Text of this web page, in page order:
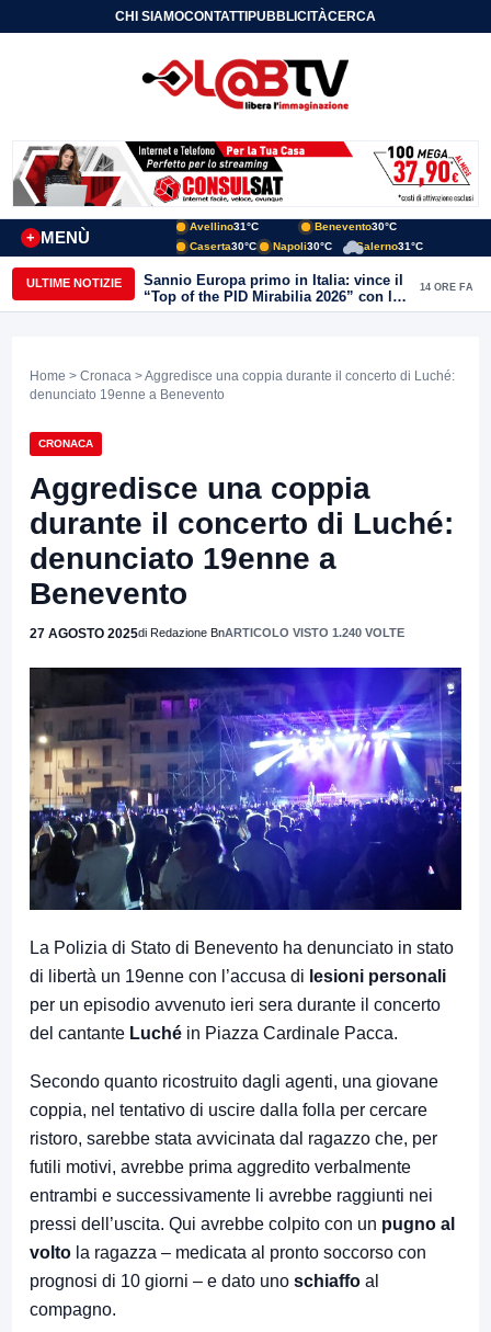
CHI SIAMOCONTATTIPUBBLICITÀCERCA
MENÙ
+
Avellino31°C Benevento30°C
Caserta30°C Napoli30°C Salerno31°C
ULTIME NOTIZIE
Sannio Europa primo in Italia: vince il
“Top of the PID Mirabilia 2026” con la
realtà virtuale nei musei del Sannio
14 ORE FA
Home > Cronaca > Aggredisce una coppia durante il concerto di Luché:
denunciato 19enne a Benevento
CRONACA
Aggredisce una coppia
durante il concerto di Luché:
denunciato 19enne a
Benevento
27 AGOSTO 2025di Redazione BnARTICOLO VISTO 1.240 VOLTE
La Polizia di Stato di Benevento ha denunciato in stato
di libertà un 19enne con l’accusa di lesioni personali
per un episodio avvenuto ieri sera durante il concerto
del cantante Luché in Piazza Cardinale Pacca.
Secondo quanto ricostruito dagli agenti, una giovane
coppia, nel tentativo di uscire dalla folla per cercare
ristoro, sarebbe stata avvicinata dal ragazzo che, per
futili motivi, avrebbe prima aggredito verbalmente
entrambi e successivamente li avrebbe raggiunti nei
pressi dell’uscita. Qui avrebbe colpito con un pugno al
volto la ragazza – medicata al pronto soccorso con
prognosi di 10 giorni – e dato uno schiaffo al
compagno.